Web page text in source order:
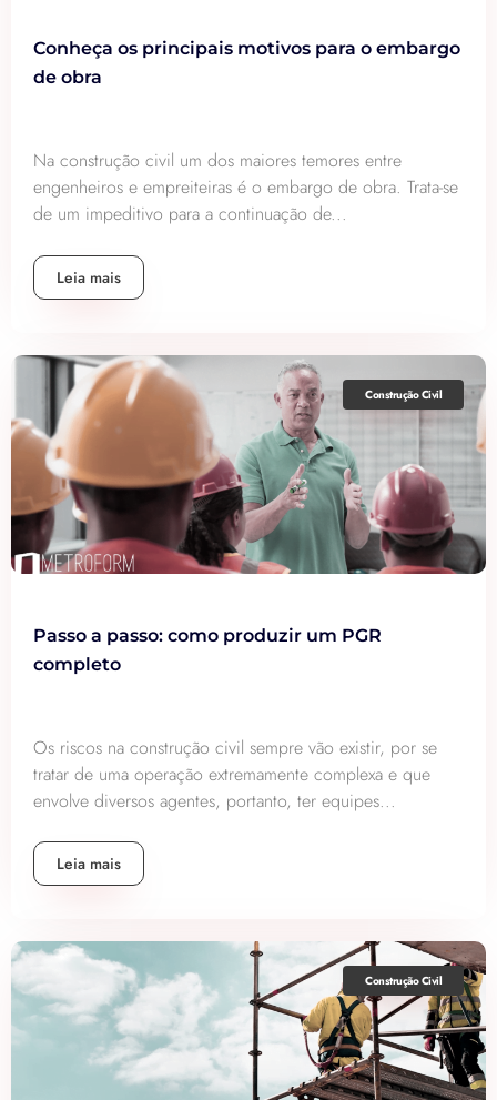
Conheça os principais motivos para o embargo
de obra
Na construção civil um dos maiores temores entre
engenheiros e empreiteiras é o embargo de obra. Trata-se
de um impeditivo para a continuação de...
Leia mais
Construção Civil
Passo a passo: como produzir um PGR
completo
Os riscos na construção civil sempre vão existir, por se
tratar de uma operação extremamente complexa e que
envolve diversos agentes, portanto, ter equipes...
Leia mais
Construção Civil